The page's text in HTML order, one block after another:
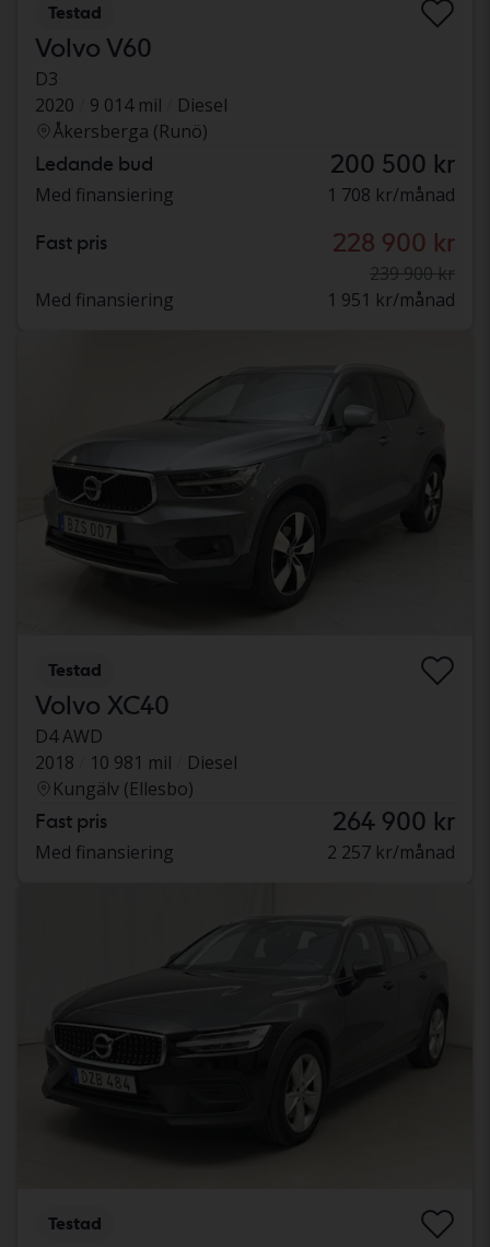
Testad
Volvo V60
D3
2020
9 014 mil
Diesel
Åkersberga (Runö)
Ledande bud 200 500 kr
Med finansiering 1 708 kr/månad
Fast pris 228 900 kr
239 900 kr
Med finansiering
1 951 kr/månad
Testad
Volvo XC40
D4 AWD
2018
10 981 mil
Diesel
Kungälv (Ellesbo)
Fast pris 264 900 kr
Med finansiering 2 257 kr/månad
Testad